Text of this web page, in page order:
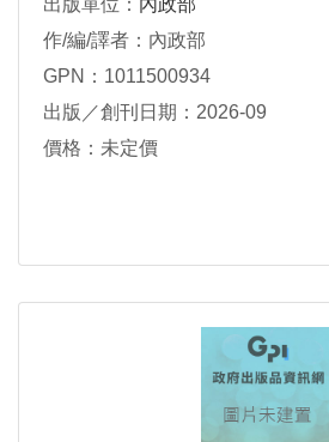
出版單位： 內政部
作/編/譯者：內政部
GPN：1011500934
出版／創刊日期：2026-09
價格：未定價